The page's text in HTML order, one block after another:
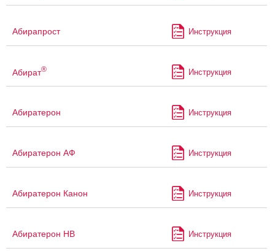
Абирапрост Инструкция
Абират® Инструкция
Абиратерон Инструкция
Абиратерон АФ Инструкция
Абиратерон Канон Инструкция
Абиратерон НВ Инструкция